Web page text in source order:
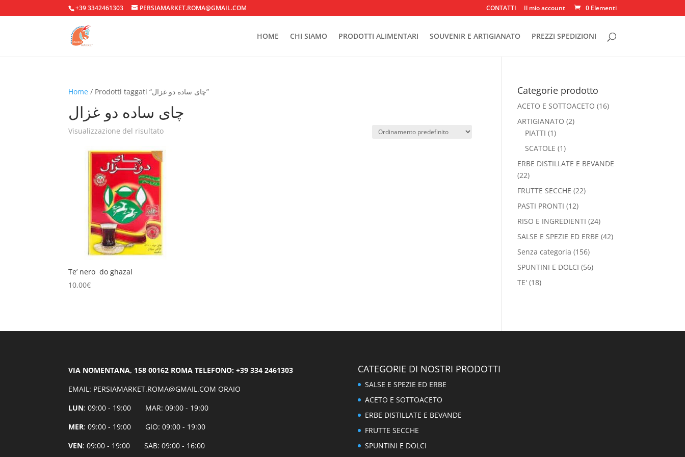
+39 3342461303 PERSIAMARKET.ROMA@GMAIL.COM CONTATTI Il mio account 0 Elementi
HOME CHI SIAMO PRODOTTI ALIMENTARI SOUVENIR E ARTIGIANATO PREZZI SPEDIZIONI
Home / Prodotti taggati “چای ساده دو غزال”
چای ساده دو غزال
Visualizzazione del risultato
Te’ nero do ghazal
10,00€
Categorie prodotto
ACETO E SOTTOACETO (16)
ARTIGIANATO (2)
PIATTI (1)
SCATOLE (1)
ERBE DISTILLATE E BEVANDE
(22)
FRUTTE SECCHE (22)
PASTI PRONTI (12)
RISO E INGREDIENTI (24)
SALSE E SPEZIE ED ERBE (42)
Senza categoria (156)
SPUNTINI E DOLCI (56)
TE' (18)
VIA NOMENTANA, 158 00162 ROMA TELEFONO: +39 334 2461303
EMAIL: PERSIAMARKET.ROMA@GMAIL.COM ORAIO
LUN: 09:00 - 19:00 MAR: 09:00 - 19:00
MER: 09:00 - 19:00 GIO: 09:00 - 19:00
VEN: 09:00 - 19:00 SAB: 09:00 - 16:00
CATEGORIE DI NOSTRI PRODOTTI
SALSE E SPEZIE ED ERBE
ACETO E SOTTOACETO
ERBE DISTILLATE E BEVANDE
FRUTTE SECCHE
SPUNTINI E DOLCI